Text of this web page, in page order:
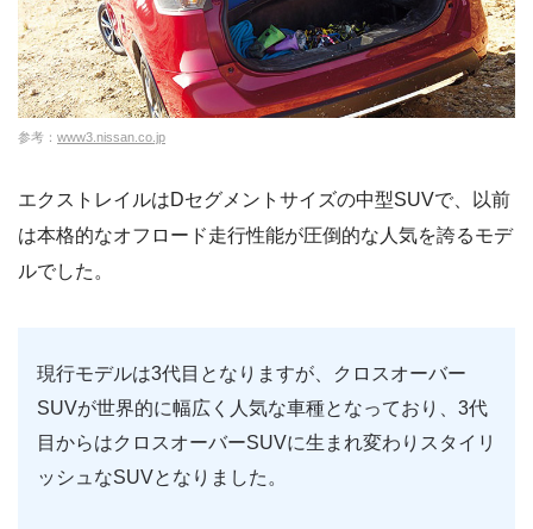
参考： www3.nissan.co.jp
エクストレイルはDセグメントサイズの中型SUVで、以前
は本格的なオフロード走行性能が圧倒的な人気を誇るモデ
ルでした。
現行モデルは3代目となりますが、クロスオーバー
SUVが世界的に幅広く人気な車種となっており、3代
目からはクロスオーバーSUVに生まれ変わりスタイリ
ッシュなSUVとなりました。